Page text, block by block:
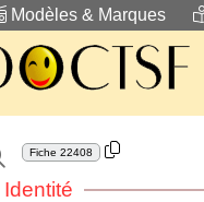
Modèles & Marques
Fiche 22408
Identité